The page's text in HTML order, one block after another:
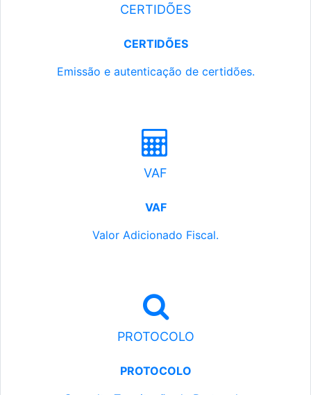
CERTIDÕES
CERTIDÕES
Emissão e autenticação de certidões.
VAF
VAF
Valor Adicionado Fiscal.
PROTOCOLO
PROTOCOLO